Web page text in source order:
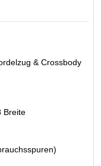
& Crossbody
Breite